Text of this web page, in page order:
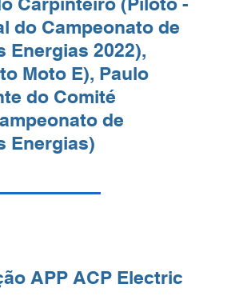
do Campeonato de
Energias 2022),
Moto E), Paulo
do Comité
de
Energias)
APP ACP Electric